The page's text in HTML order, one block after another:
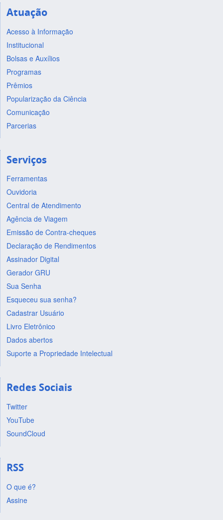
Atuação
Acesso à Informação
Institucional
Bolsas e Auxílios
Programas
Prêmios
Popularização da Ciência
Comunicação
Parcerias
Serviços
Ferramentas
Ouvidoria
Central de Atendimento
Agência de Viagem
Emissão de Contra-cheques
Declaração de Rendimentos
Assinador Digital
Gerador GRU
Sua Senha
Esqueceu sua senha?
Cadastrar Usuário
Livro Eletrônico
Dados abertos
Suporte a Propriedade Intelectual
Redes Sociais
Twitter
YouTube
SoundCloud
RSS
O que é?
Assine